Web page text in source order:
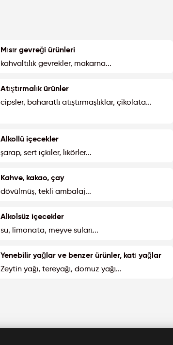
Mısır gevreği ürünleri
kahvaltılık gevrekler, makarna...
Atıştırmalık ürünler
cipsler, baharatlı atıştırmaşlıklar, çikolata...
Alkollü içecekler
şarap, sert içkiler, likörler...
Kahve, kakao, çay
dövülmüş, tekli ambalaj...
Alkolsüz içecekler
su, limonata, meyve suları...
Yenebilir yağlar ve benzer ürünler, katı yağlar
Zeytin yağı, tereyağı, domuz yağı...